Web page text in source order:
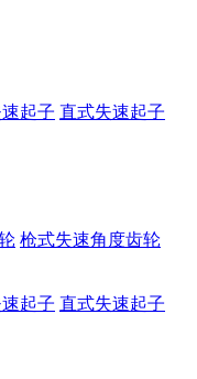
起子 直式失速起子
枪式失速角度齿轮
起子 直式失速起子